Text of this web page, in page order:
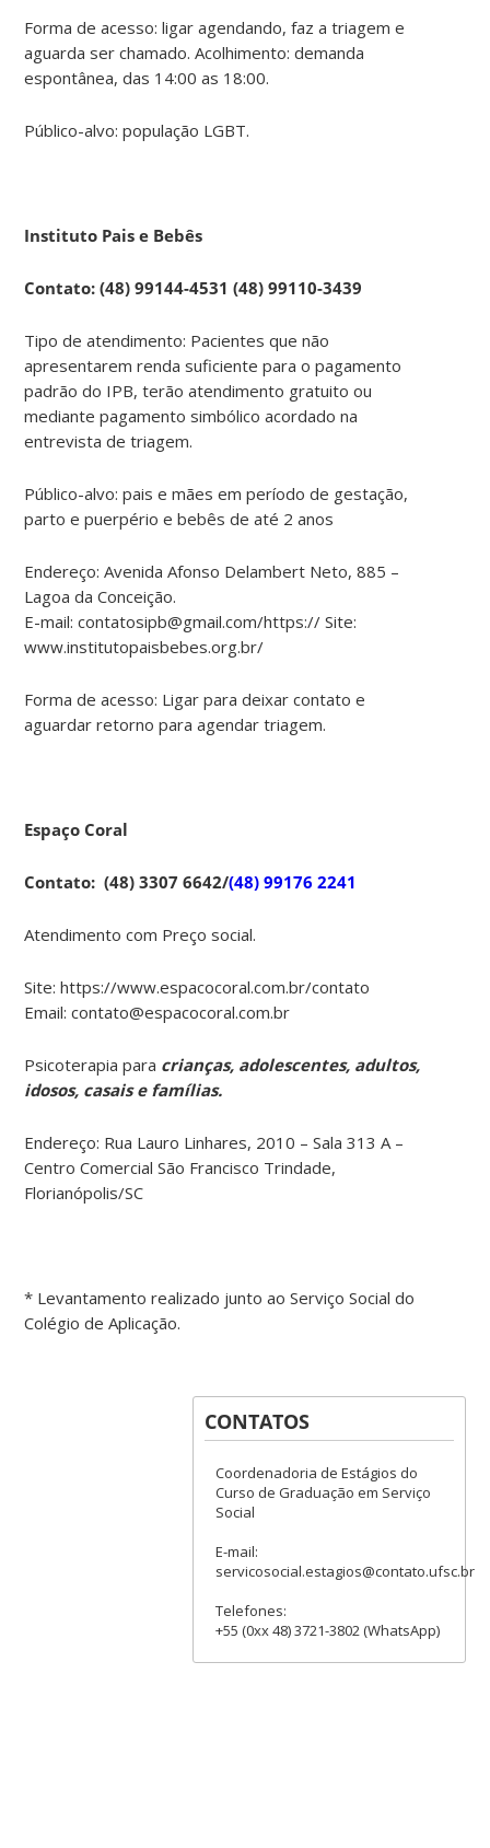
Forma de acesso: ligar agendando, faz a triagem e
aguarda ser chamado. Acolhimento: demanda
espontânea, das 14:00 as 18:00.
Público-alvo: população LGBT.
Instituto Pais e Bebês
Contato: (48) 99144-4531 (48) 99110-3439
Tipo de atendimento: Pacientes que não
apresentarem renda suficiente para o pagamento
padrão do IPB, terão atendimento gratuito ou
mediante pagamento simbólico acordado na
entrevista de triagem.
Público-alvo: pais e mães em período de gestação,
parto e puerpério e bebês de até 2 anos
Endereço: Avenida Afonso Delambert Neto, 885 –
Lagoa da Conceição.
E-mail: contatosipb@gmail.com/https:// Site:
www.institutopaisbebes.org.br/
Forma de acesso: Ligar para deixar contato e
aguardar retorno para agendar triagem.
Espaço Coral
Contato: (48) 3307 6642/(48) 99176 2241
Atendimento com Preço social.
Site: https://www.espacocoral.com.br/contato
Email: contato@espacocoral.com.br
Psicoterapia para crianças, adolescentes, adultos,
idosos, casais e famílias.
Endereço: Rua Lauro Linhares, 2010 – Sala 313 A –
Centro Comercial São Francisco Trindade,
Florianópolis/SC
* Levantamento realizado junto ao Serviço Social do
Colégio de Aplicação.
CONTATOS
Coordenadoria de Estágios do
Curso de Graduação em Serviço
Social
E-mail:
servicosocial.estagios@contato.ufsc.br
Telefones:
+55 (0xx 48) 3721-3802 (WhatsApp)